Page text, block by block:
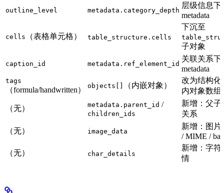
outline_level metadata.category_depth
层级信息下
metadata
cells （表格单元格） table_structure.cells
下沉至
子对象
caption_id metadata.ref_element_id
关联关系下
metadata
tags
（formula/handwritten） objects[] （内嵌对象）
改为结构化
内对象数组
（无） metadata.parent_id /
children_ids
新增：父子
关系
（无）
image_data
新增：图片
/ MIME /
（无）
char_details
新增：字符
情